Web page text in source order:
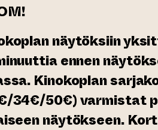
näytöksiin
ennen
Kinokoplan
34€/50€) varmistat
näytökseen.